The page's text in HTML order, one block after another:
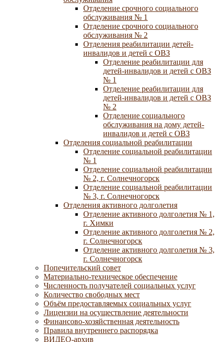
Отделение срочного социального
обслуживания № 1
Отделение срочного социального
обслуживания № 2
Отделения реабилитации детей-
инвалидов и детей с ОВЗ
Отделение реабилитации для
детей-инвалидов и детей с ОВЗ
№ 1
Отделение реабилитации для
детей-инвалидов и детей с ОВЗ
№ 2
Отделение социального
обслуживания на дому детей-
инвалидов и детей с ОВЗ
Отделения социальной реабилитации
Отделение социальной реабилитации
№ 1
Отделение социальной реабилитации
№ 2, г. Солнечногорск
Отделение социальной реабилитации
№ 3, г. Солнечногорск
Отделения активного долголетия
Отделение активного долголетия № 1,
г. Химки
Отделение активного долголетия № 2,
г. Солнечногорск
Отделение активного долголетия № 3,
г. Солнечногорск
Попечительский совет
Материально-техническое обеспечение
Численность получателей социальных услуг
Количество свободных мест
Объём предоставляемых социальных услуг
Лицензии на осуществление деятельности
Финансово-хозяйственная деятельность
Правила внутреннего распорядка
ВИДЕО-архив